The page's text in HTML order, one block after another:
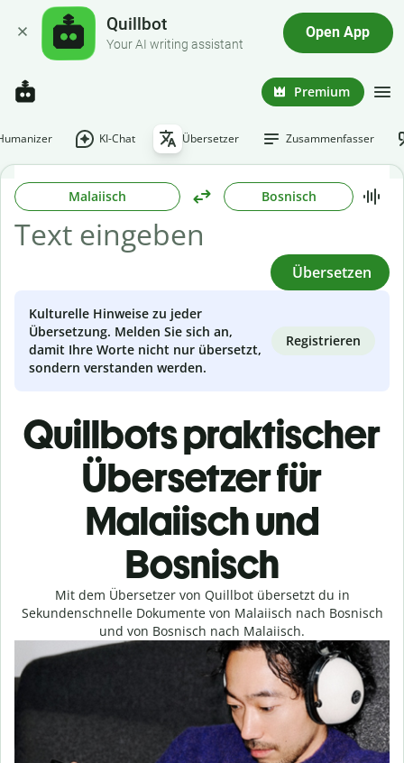
Quillbot
Your AI writing assistant
Open App
Premium
KI-Chat Übersetzer Zusammenfasser
Malaiisch Bosnisch
Übersetzen
Kulturelle Hinweise zu jeder
Übersetzung. Melden Sie sich an,
damit Ihre Worte nicht nur übersetzt,
sondern verstanden werden.
Registrieren
Quillbots praktischer
Übersetzer für
Malaiisch und
Bosnisch
Mit dem Übersetzer von Quillbot übersetzt du in
Sekundenschnelle Dokumente von Malaiisch nach Bosnisch
und von Bosnisch nach Malaiisch.